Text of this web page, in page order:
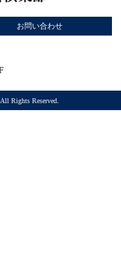
お問い合わせ
Rights Reserved.